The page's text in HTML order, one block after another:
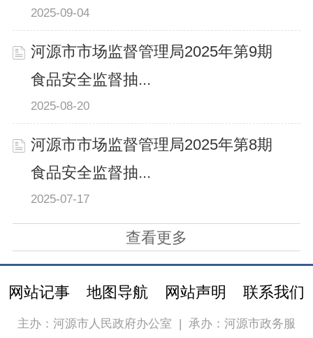
2025-09-04
河源市市场监督管理局2025年第9期
食品安全监督抽...
2025-08-20
河源市市场监督管理局2025年第8期
食品安全监督抽...
2025-07-17
查看更多
网站记事 地图导航 网站声明 联系我们
主办：河源市人民政府办公室 承办：河源市政务服